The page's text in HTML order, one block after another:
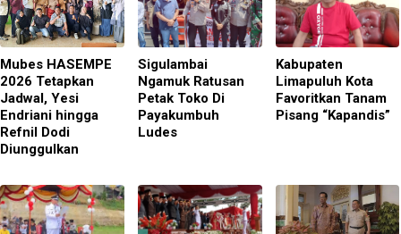
Mubes HASEMPE
2026 Tetapkan
Jadwal, Yesi
Endriani hingga
Refnil Dodi
Diunggulkan
Sigulambai
Ngamuk Ratusan
Petak Toko Di
Payakumbuh
Ludes
Kabupaten
Limapuluh Kota
Favoritkan Tanam
Pisang “Kapandis”